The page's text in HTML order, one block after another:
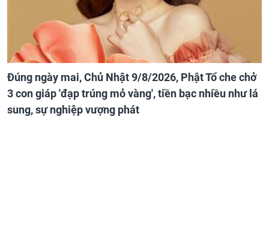
Đúng ngày mai, Chủ Nhật 9/8/2026, Phật Tổ che chở
3 con giáp 'đạp trúng mỏ vàng', tiền bạc nhiều như lá
sung, sự nghiệp vượng phát